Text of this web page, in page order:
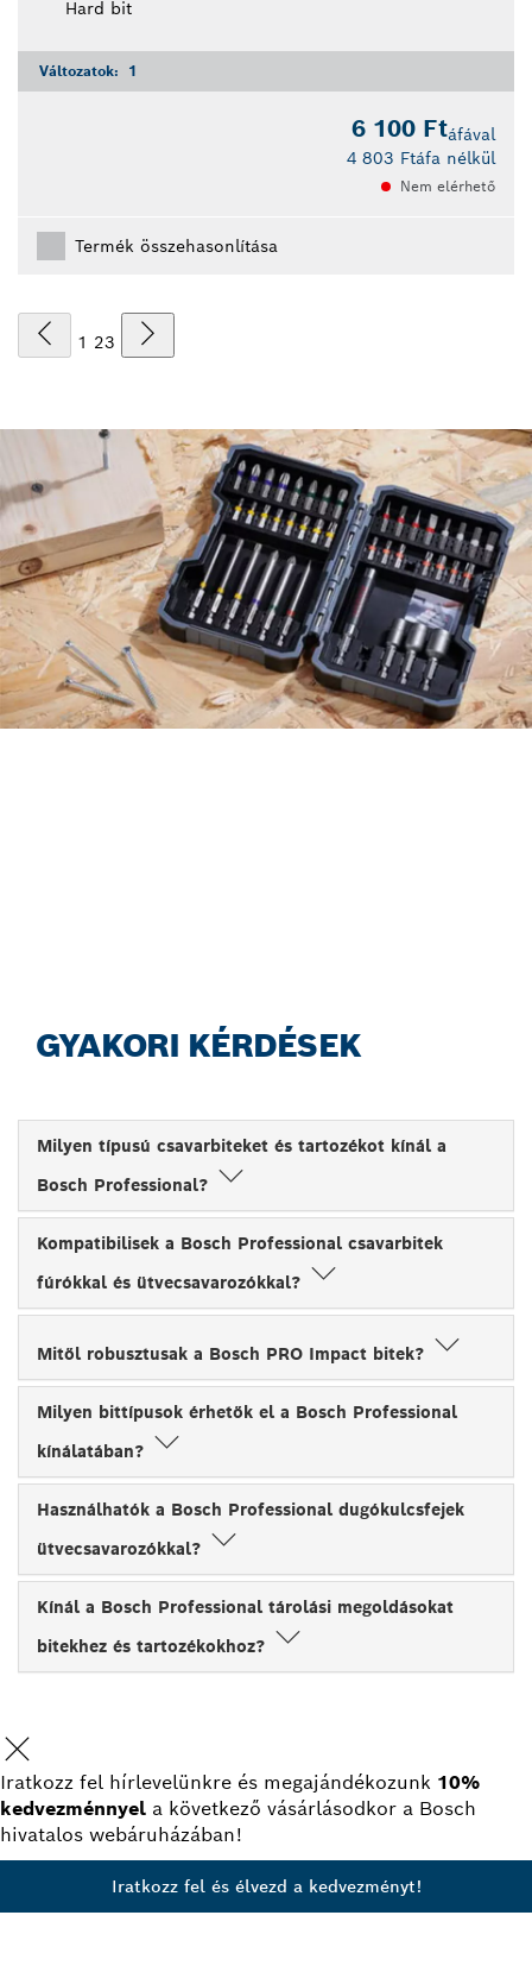
Hard bit
Változatok: 1
6 100 Ftáfával
4 803 Ftáfa nélkül
Nem elérhető
Termék összehasonlítása
1 23
GYAKORI KÉRDÉSEK
Milyen típusú csavarbiteket és tartozékot kínál a
Bosch Professional?
Kompatibilisek a Bosch Professional csavarbitek
fúrókkal és ütvecsavarozókkal?
Mitől robusztusak a Bosch PRO Impact bitek?
Milyen bittípusok érhetők el a Bosch Professional
kínálatában?
Használhatók a Bosch Professional dugókulcsfejek
ütvecsavarozókkal?
Kínál a Bosch Professional tárolási megoldásokat
bitekhez és tartozékokhoz?
Iratkozz fel hírlevelünkre és megajándékozunk 10%
kedvezménnyel a következő vásárlásodkor a Bosch
hivatalos webáruházában!
Iratkozz fel és élvezd a kedvezményt!